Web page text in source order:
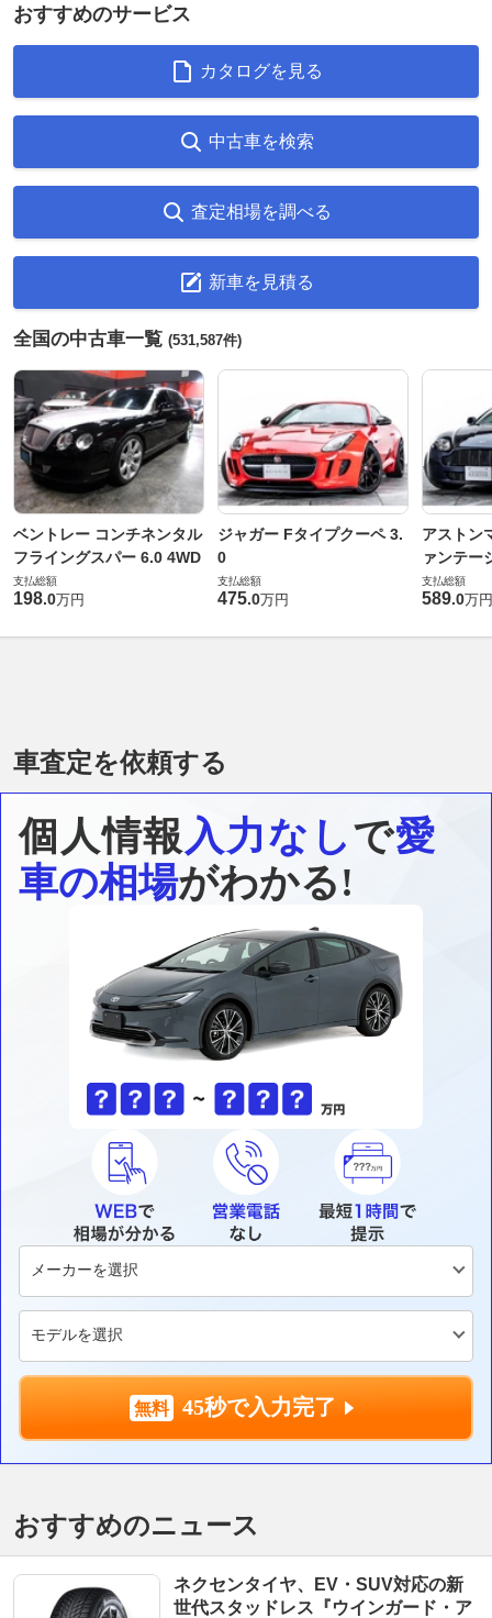
おすすめのサービス
カタログを見る
中古車を検索
査定相場を調べる
新車を見積る
全国の中古車一覧 (531,587件)
ベントレー コンチネンタル
フライングスパー 6.0 4WD
支払総額
198.0万円
ジャガー Fタイプクーペ 3.
0
支払総額
475.0万円
アストン
ァンテー
支払総額
589.0万円
車査定を依頼する
個人情報 入力なしで愛
車の相場がわかる!
45秒で入力完了
おすすめのニュース
ネクセンタイヤ、EV・SUV対応の新
世代スタッドレス『ウインガード・ア